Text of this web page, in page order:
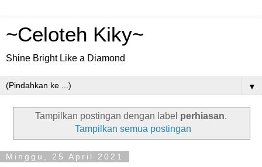
~Celoteh Kiky~
Shine Bright Like a Diamond
▼
Tampilkan postingan dengan label perhiasan.
Tampilkan semua postingan
Minggu, 25 April 2021